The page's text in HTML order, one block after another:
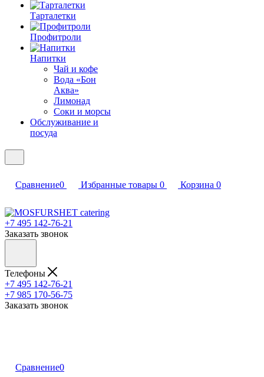
Тарталетки
Профитроли
Напитки
Чай и кофе
Вода «Бон
Аква»
Лимонад
Соки и морсы
Обслуживание и
посуда
Сравнение0 Избранные товары 0 Корзина 0
+7 495 142-76-21
Заказать звонок
Телефоны
+7 495 142-76-21
+7 985 170-56-75
Заказать звонок
Сравнение0